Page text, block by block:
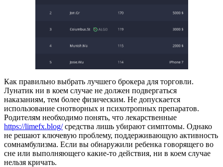
Как правильно выбрать лучшего брокера для торговли.
Лунатик ни в коем случае не должен подвергаться
наказаниям, тем более физическим. Не допускается
использование снотворных и психотропных препаратов.
Родителям необходимо понять, что лекарственные
https://limefx.blog/средства лишь убирают симптомы. Однако
не решают ключевую проблему, поддерживающую активность
сомнамбулизма. Если вы обнаружили ребенка говорящего во
сне или выполняющего какие-то действия, ни в коем случае
нельзя кричать.